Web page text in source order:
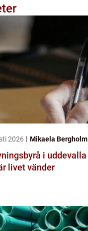
2026 Mikaela Bergholm
i uddevalla tryggt
livet vänder